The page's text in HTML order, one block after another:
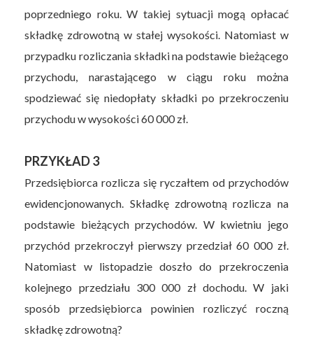
poprzedniego roku. W takiej sytuacji mogą opłacać
składkę zdrowotną w stałej wysokości. Natomiast w
przypadku rozliczania składki na podstawie bieżącego
przychodu, narastającego w ciągu roku można
spodziewać się niedopłaty składki po przekroczeniu
przychodu w wysokości 60 000 zł.
PRZYKŁAD 3
Przedsiębiorca rozlicza się ryczałtem od przychodów
ewidencjonowanych. Składkę zdrowotną rozlicza na
podstawie bieżących przychodów. W kwietniu jego
przychód przekroczył pierwszy przedział 60 000 zł.
Natomiast w listopadzie doszło do przekroczenia
kolejnego przedziału 300 000 zł dochodu. W jaki
sposób przedsiębiorca powinien rozliczyć roczną
składkę zdrowotną?